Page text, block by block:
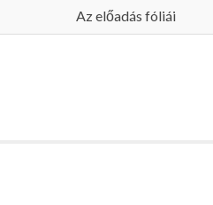
Az előadás fóliái